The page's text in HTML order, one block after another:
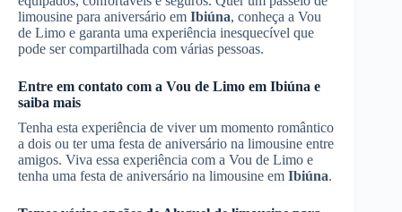
limousine para aniversário em Ibiúna, conheça a Vou
de Limo e garanta uma experiência inesquecível que
pode ser compartilhada com várias pessoas.
Entre em contato com a Vou de Limo em Ibiúna e
saiba mais
Tenha esta experiência de viver um momento romântico
a dois ou ter uma festa de aniversário na limousine entre
amigos. Viva essa experiência com a Vou de Limo e
tenha uma festa de aniversário na limousine em Ibiúna.